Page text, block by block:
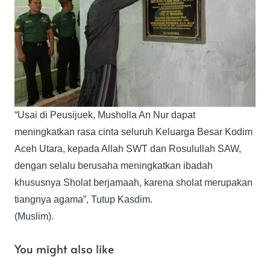
“Usai di Peusijuek, Musholla An Nur dapat
meningkatkan rasa cinta seluruh Keluarga Besar Kodim
Aceh Utara, kepada Allah SWT dan Rosulullah SAW,
dengan selalu berusaha meningkatkan ibadah
khususnya Sholat berjamaah, karena sholat merupakan
tiangnya agama”, Tutup Kasdim.
(Muslim).
You might also like